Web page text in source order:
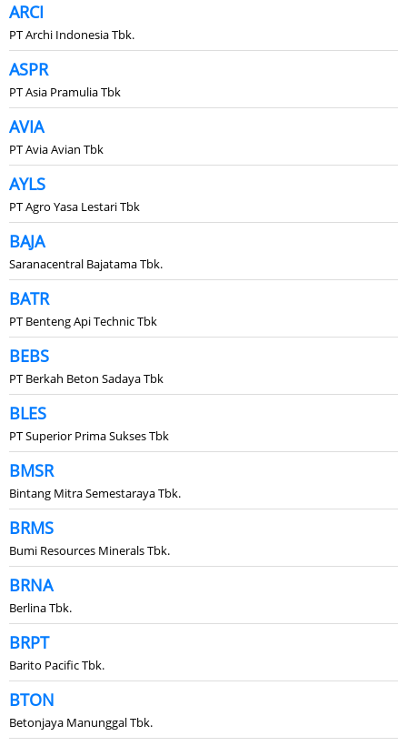
ARCI
PT Archi Indonesia Tbk.
ASPR
PT Asia Pramulia Tbk
AVIA
PT Avia Avian Tbk
AYLS
PT Agro Yasa Lestari Tbk
BAJA
Saranacentral Bajatama Tbk.
BATR
PT Benteng Api Technic Tbk
BEBS
PT Berkah Beton Sadaya Tbk
BLES
PT Superior Prima Sukses Tbk
BMSR
Bintang Mitra Semestaraya Tbk.
BRMS
Bumi Resources Minerals Tbk.
BRNA
Berlina Tbk.
BRPT
Barito Pacific Tbk.
BTON
Betonjaya Manunggal Tbk.